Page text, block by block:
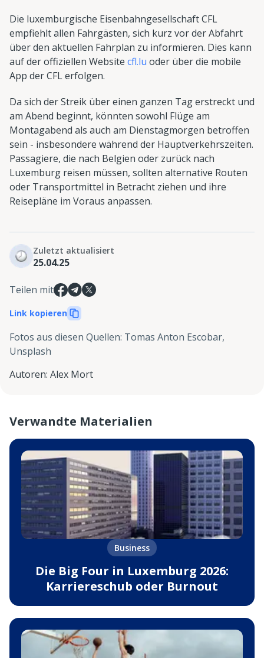
Die luxemburgische Eisenbahngesellschaft CFL
empfiehlt allen Fahrgästen, sich kurz vor der Abfahrt
über den aktuellen Fahrplan zu informieren. Dies kann
auf der offiziellen Website cfl.lu oder über die mobile
App der CFL erfolgen.
Da sich der Streik über einen ganzen Tag erstreckt und
am Abend beginnt, könnten sowohl Flüge am
Montagabend als auch am Dienstagmorgen betroffen
sein - insbesondere während der Hauptverkehrszeiten.
Passagiere, die nach Belgien oder zurück nach
Luxemburg reisen müssen, sollten alternative Routen
oder Transportmittel in Betracht ziehen und ihre
Reisepläne im Voraus anpassen.
Zuletzt aktualisiert
25.04.25
Teilen mit
Link kopieren
Fotos aus diesen Quellen: Tomas Anton Escobar,
Unsplash
Autoren: Alex Mort
Verwandte Materialien
Business
Die Big Four in Luxemburg 2026:
Karriereschub oder Burnout